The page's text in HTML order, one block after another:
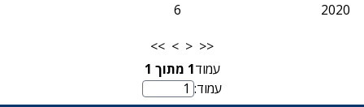
2020
6
<<
<
>
>>
עמוד1 מתוך 1
מספר עמוד
עמוד: